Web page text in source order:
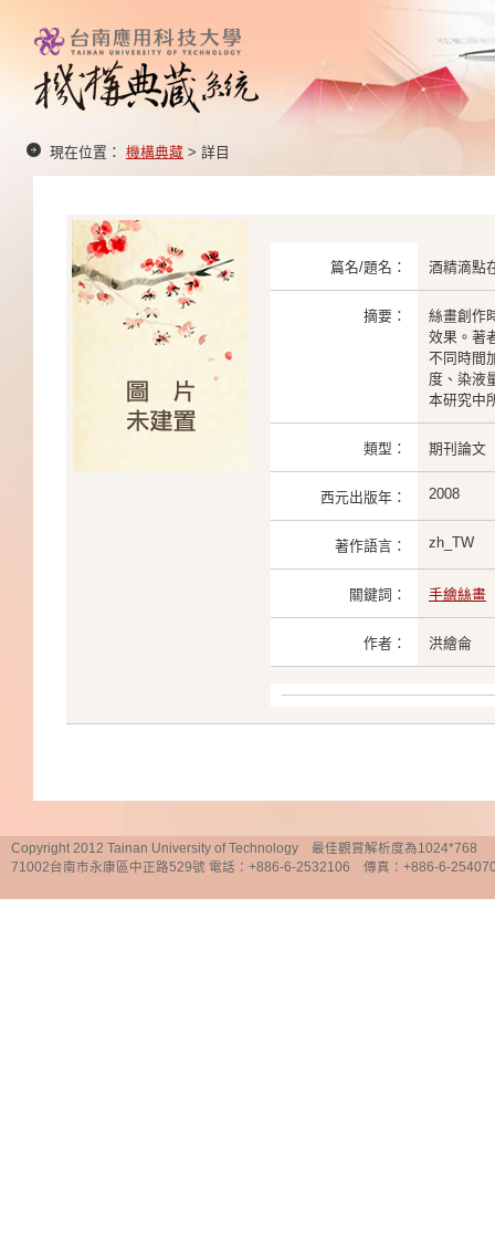
現在位置： 機構典藏 > 詳目
篇名/題名： 酒精滴點
摘要：
絲畫創作
效果。著
不同時間
度、染液
本研究中
類型： 期刊論文
西元出版年： 2008
著作語言： zh_TW
關鍵詞： 手繪絲畫
作者： 洪繪侖
Copyright 2012 Tainan University of Technology 最佳觀賞解析度為1024*768
71002台南市永康區中正路529號 電話：+886-6-2532106 傳真：+886-6-